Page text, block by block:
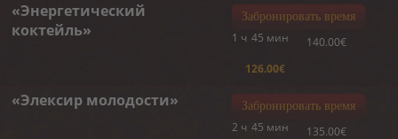
«Энергетический
коктейль»
Забронировать время
1 ч 45 мин
140.00€
126.00€
«Элексир молодости» Забронировать время
2 ч 45 мин
135.00€